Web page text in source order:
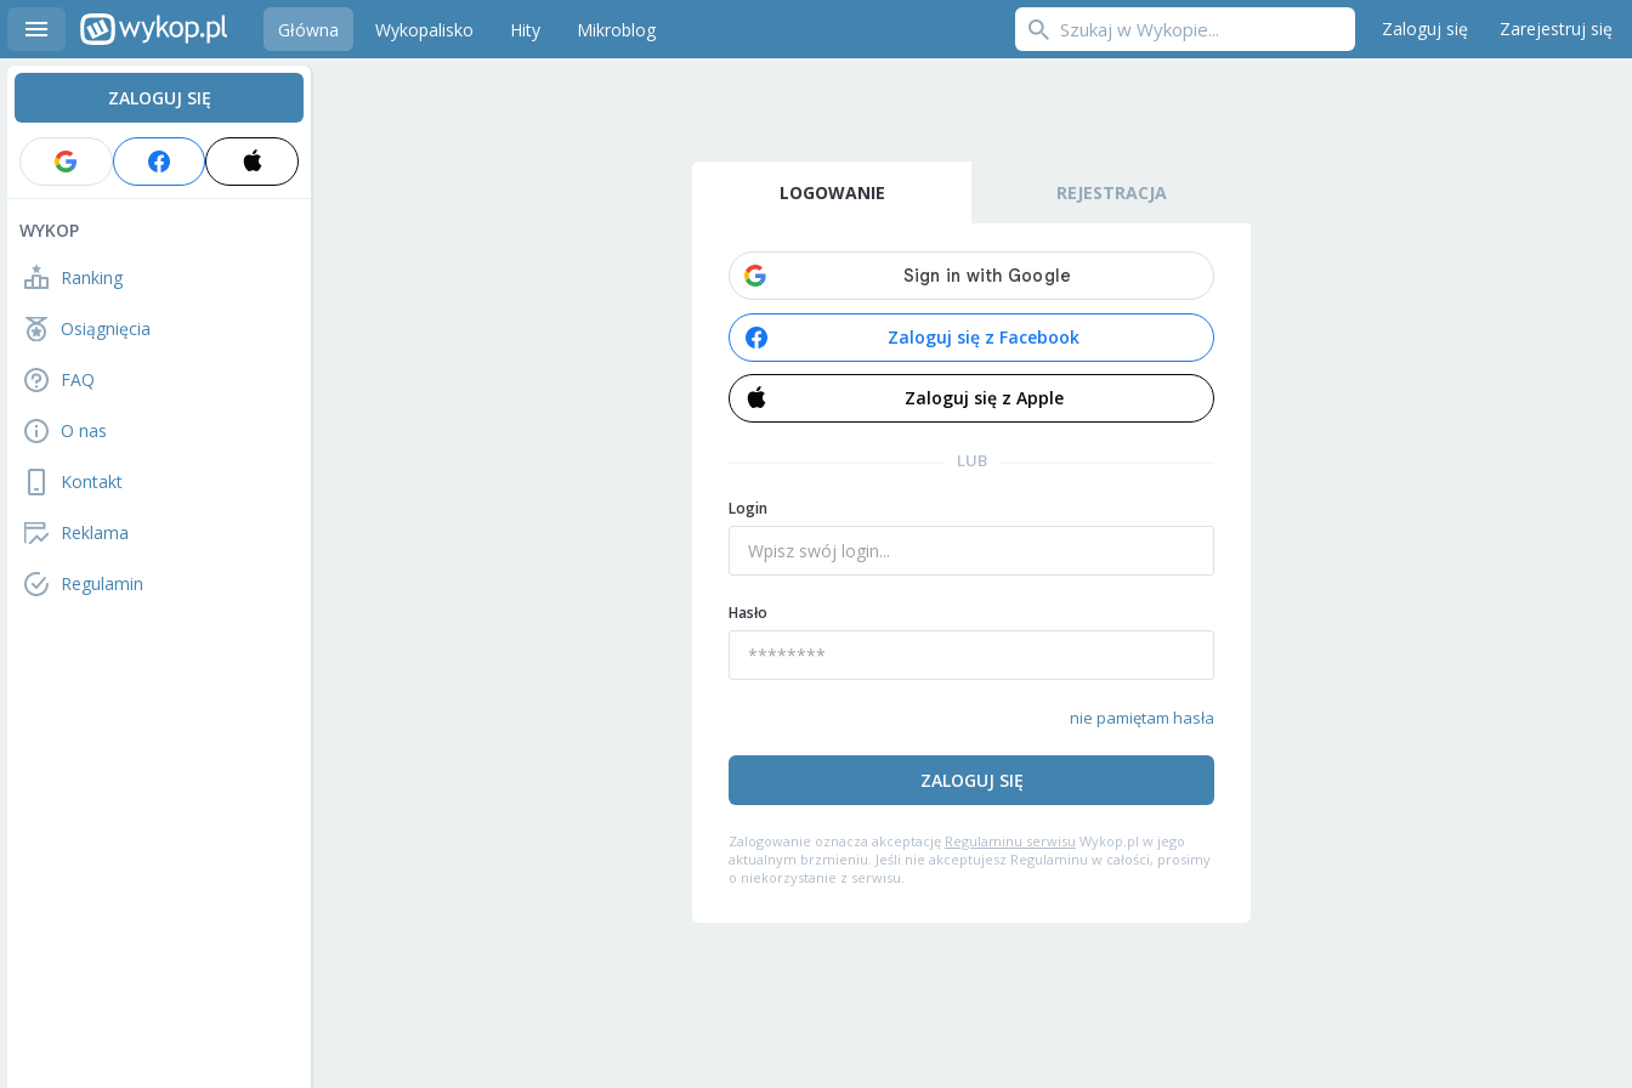
Główna Wykopalisko Hity Mikroblog Zaloguj się Zarejestruj się
ZALOGUJ SIĘ
WYKOP
Ranking
Osiągnięcia
FAQ
O nas
Kontakt
Reklama
Regulamin
LOGOWANIE REJESTRACJA
Zaloguj się z Facebook
Zaloguj się z Apple
LUB
Login
Hasło
nie pamiętam hasła
ZALOGUJ SIĘ
Zalogowanie oznacza akceptację Regulaminu serwisu Wykop.pl w jego
aktualnym brzmieniu. Jeśli nie akceptujesz Regulaminu w całości, prosimy
o niekorzystanie z serwisu.